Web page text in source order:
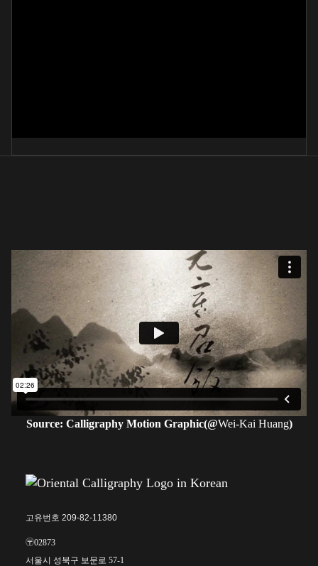
Source: Calligraphy Motion Graphic(@Wei-Kai Huang)
고유번호 209-82-11380
〶02873
서울시 성북구 보문로 57-1